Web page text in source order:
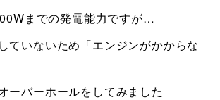
までの発電能力ですが…
ていないため「エンジンがかからな
ーバーホールをしてみました